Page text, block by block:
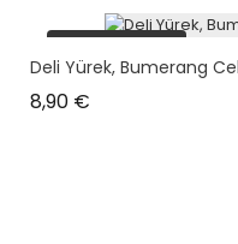
plus en stock
Deli Yürek, Bumerang
8,90 €